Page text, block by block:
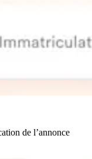
de l’annonce